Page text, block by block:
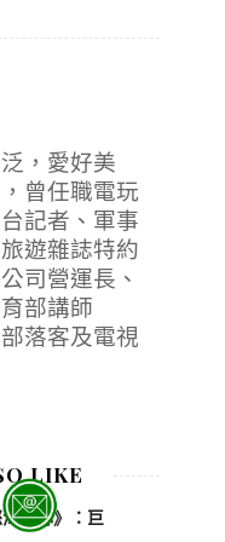
，愛好美
曾任職電玩
記者、軍事
遊雜誌特約
司營運長、
部講師
落客及電視
LIKE
海之心》：巨